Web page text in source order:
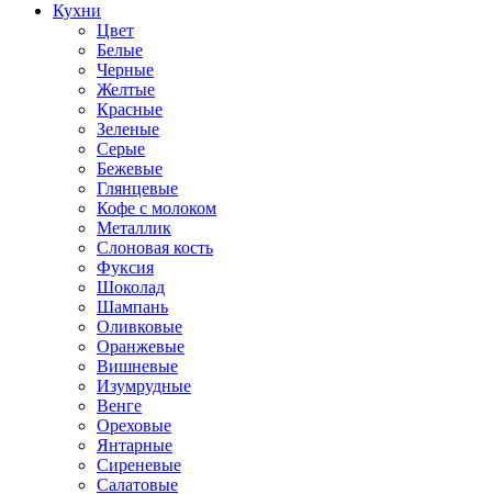
Кухни
Цвет
Белые
Черные
Желтые
Красные
Зеленые
Серые
Бежевые
Глянцевые
Кофе с молоком
Металлик
Слоновая кость
Фуксия
Шоколад
Шампань
Оливковые
Оранжевые
Вишневые
Изумрудные
Венге
Ореховые
Янтарные
Сиреневые
Салатовые